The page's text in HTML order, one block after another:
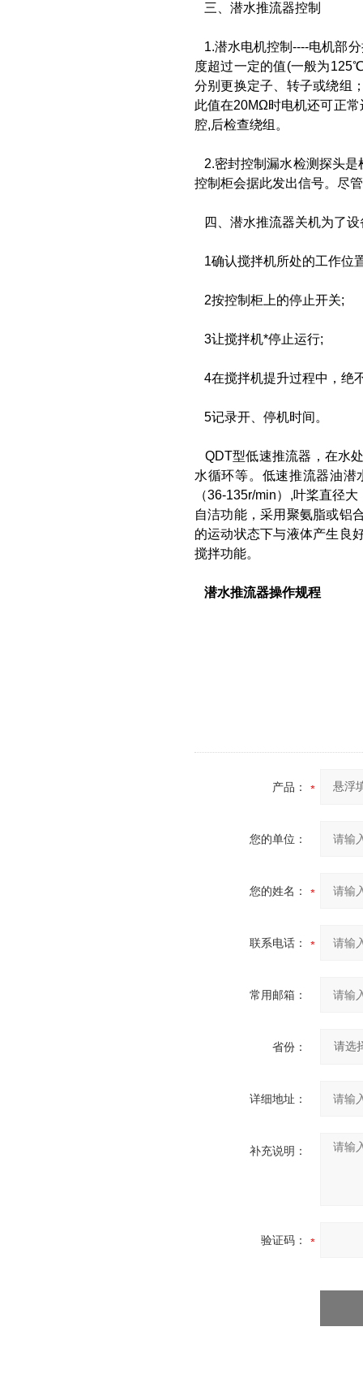
三、潜水推流器控制
1.潜水电机控制----电机部
度超过一定的值(一般为
分别更换定子、转子或绕组
此值在20MΩ时电机还可正
腔,后检查绕组。
2.密封控制漏水检测探头是
控制柜会据此发出信号。尽
四、潜水推流器关机为了
1确认搅拌机所处的工作位
2按控制柜上的停止开关;
3让搅拌机*停止运行;
4在搅拌机提升过程中，绝
5记录开、停机时间。
QDT型低速推流器，在水
水循环等。低速推流器油潜
（36-135r/min）,叶桨直径
自洁功能，采用聚氨脂或铝
的运动状态下与液体产生良
搅拌功能。
潜水推流器操作规程
产品：
您的单位：
您的姓名：
联系电话：
常用邮箱：
省份：
详细地址：
补充说明：
验证码：